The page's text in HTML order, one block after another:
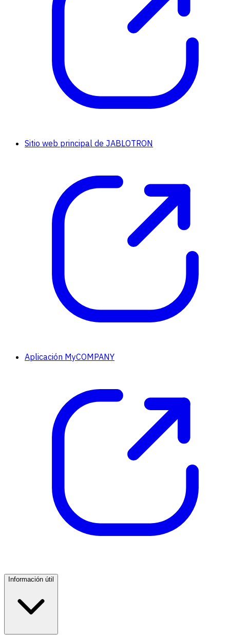
Sitio web principal de JABLOTRON
Aplicación MyCOMPANY
Información útil